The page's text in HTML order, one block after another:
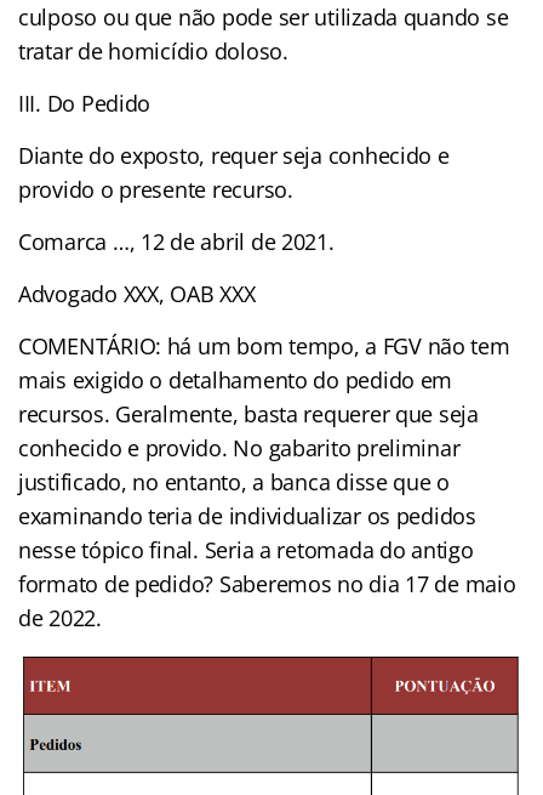
culposo ou que não pode ser utilizada quando se
tratar de homicídio doloso.
III. Do Pedido
Diante do exposto, requer seja conhecido e
provido o presente recurso.
Comarca …, 12 de abril de 2021.
Advogado XXX, OAB XXX
COMENTÁRIO: há um bom tempo, a FGV não tem
mais exigido o detalhamento do pedido em
recursos. Geralmente, basta requerer que seja
conhecido e provido. No gabarito preliminar
justificado, no entanto, a banca disse que o
examinando teria de individualizar os pedidos
nesse tópico final. Seria a retomada do antigo
formato de pedido? Saberemos no dia 17 de maio
de 2022.